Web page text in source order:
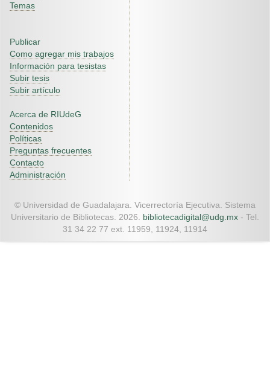
Temas
Publicar
Como agregar mis trabajos
Información para tesistas
Subir tesis
Subir artículo
Acerca de RIUdeG
Contenidos
Políticas
Preguntas frecuentes
Contacto
Administración
© Universidad de Guadalajara. Vicerrectoría Ejecutiva. Sistema
Universitario de Bibliotecas. 2026. bibliotecadigital@udg.mx - Tel.
31 34 22 77 ext. 11959, 11924, 11914